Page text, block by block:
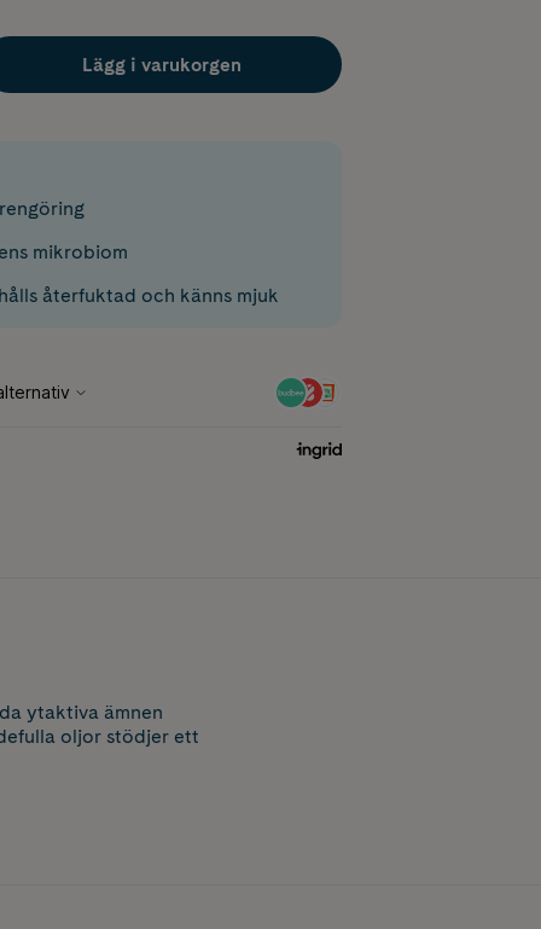
Lägg i varukorgen
mikrobiom
återfuktad och känns mjuk
ytaktiva ämnen
oljor stödjer ett